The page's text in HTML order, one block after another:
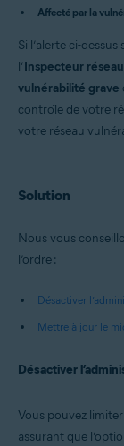
Avast Premium
Avast Premium
Avast Security
Systèmes
Microsoft
Microsoft
avec mise à jour
Apple macOS
Apple macOS
Apple Mac OS X
Affecté par la
Si l’alerte ci-dessus
l’Inspecteur réseau
vulnérabilité grave
contrôle de votre
votre réseau
Solution
Nous vous
l’ordre :
Désactiver
Mettre à jour le
Désactiver
Vous pouvez
assurant que